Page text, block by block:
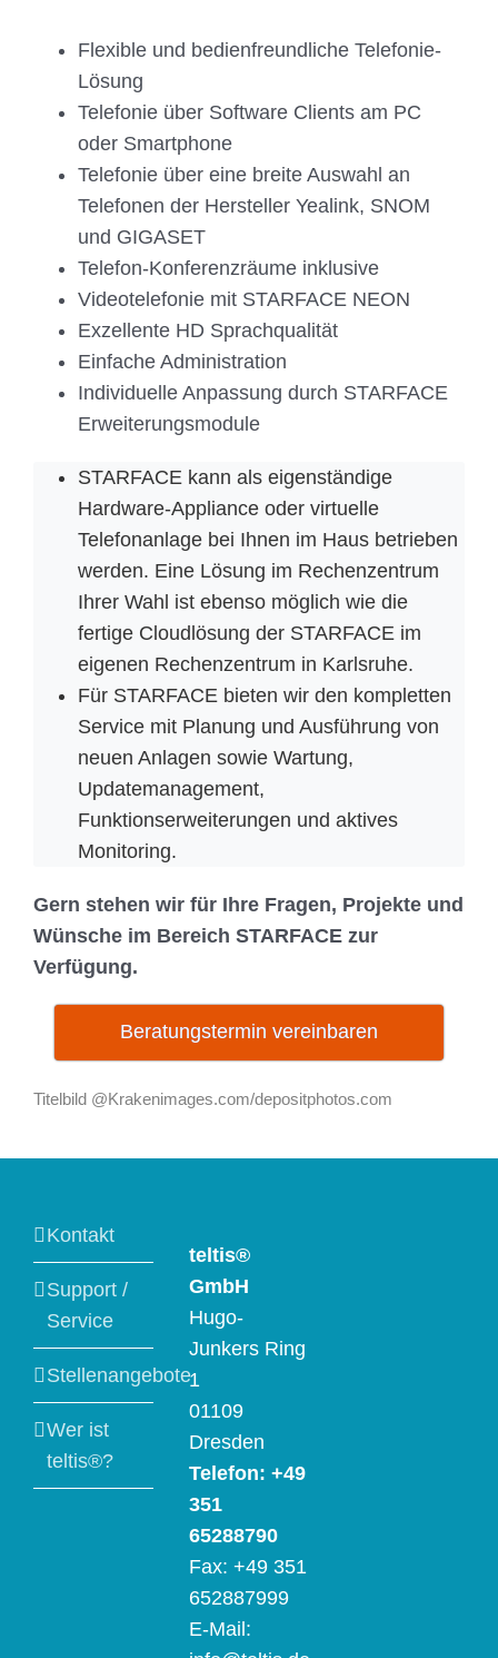
Flexible und bedienfreundliche Telefonie-
Lösung
Telefonie über Software Clients am PC
oder Smartphone
Telefonie über eine breite Auswahl an
Telefonen der Hersteller Yealink, SNOM
und GIGASET
Telefon-Konferenzräume inklusive
Videotelefonie mit STARFACE NEON
Exzellente HD Sprachqualität
Einfache Administration
Individuelle Anpassung durch STARFACE
Erweiterungsmodule
STARFACE kann als eigenständige
Hardware-Appliance oder virtuelle
Telefonanlage bei Ihnen im Haus betrieben
werden. Eine Lösung im Rechenzentrum
Ihrer Wahl ist ebenso möglich wie die
fertige Cloudlösung der STARFACE im
eigenen Rechenzentrum in Karlsruhe.
Für STARFACE bieten wir den kompletten
Service mit Planung und Ausführung von
neuen Anlagen sowie Wartung,
Updatemanagement,
Funktionserweiterungen und aktives
Monitoring.
Gern stehen wir für Ihre Fragen, Projekte und
Wünsche im Bereich STARFACE zur
Verfügung.
Beratungstermin vereinbaren
Titelbild @Krakenimages.com/depositphotos.com
Kontakt
Support /
Service
Stellenangebote
Wer ist
teltis®?
teltis®
GmbH
Hugo-
Junkers Ring
1
01109
Dresden
Telefon: +49
351
65288790
Fax: +49 351
652887999
E-Mail: